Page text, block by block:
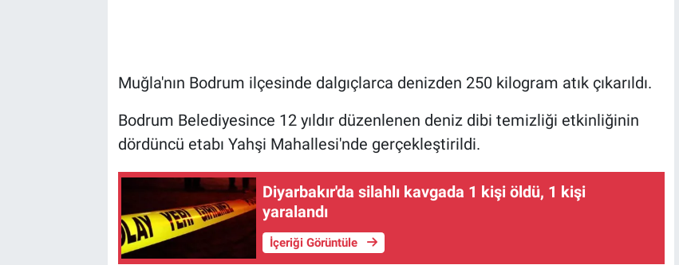
Muğla'nın Bodrum ilçesinde dalgıçlarca denizden 250 kilogram atık çıkarıldı.
Bodrum Belediyesince 12 yıldır düzenlenen deniz dibi temizliği etkinliğinin
dördüncü etabı Yahşi Mahallesi'nde gerçekleştirildi.
Diyarbakır'da silahlı kavgada 1 kişi öldü, 1 kişi
yaralandı
İçeriği Görüntüle